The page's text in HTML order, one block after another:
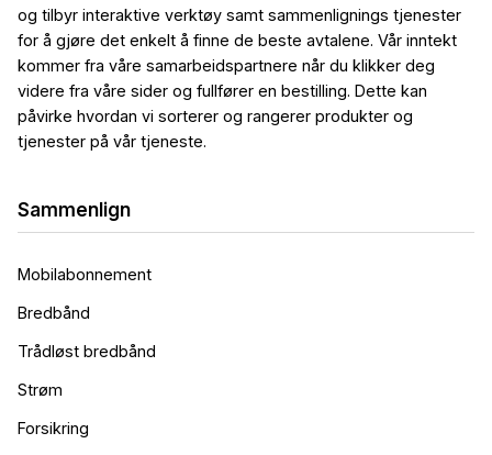
og tilbyr interaktive verktøy samt sammenlignings tjenester
for å gjøre det enkelt å finne de beste avtalene. Vår inntekt
kommer fra våre samarbeidspartnere når du klikker deg
videre fra våre sider og fullfører en bestilling. Dette kan
påvirke hvordan vi sorterer og rangerer produkter og
tjenester på vår tjeneste.
Sammenlign
Mobilabonnement
Bredbånd
Trådløst bredbånd
Strøm
Forsikring